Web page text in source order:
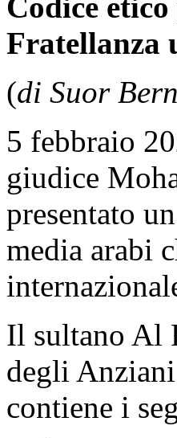
Codice
Fratellanza
(di Suor
5 febbraio
giudice
presentato
media arabi
Il sultano Al
degli
contiene i